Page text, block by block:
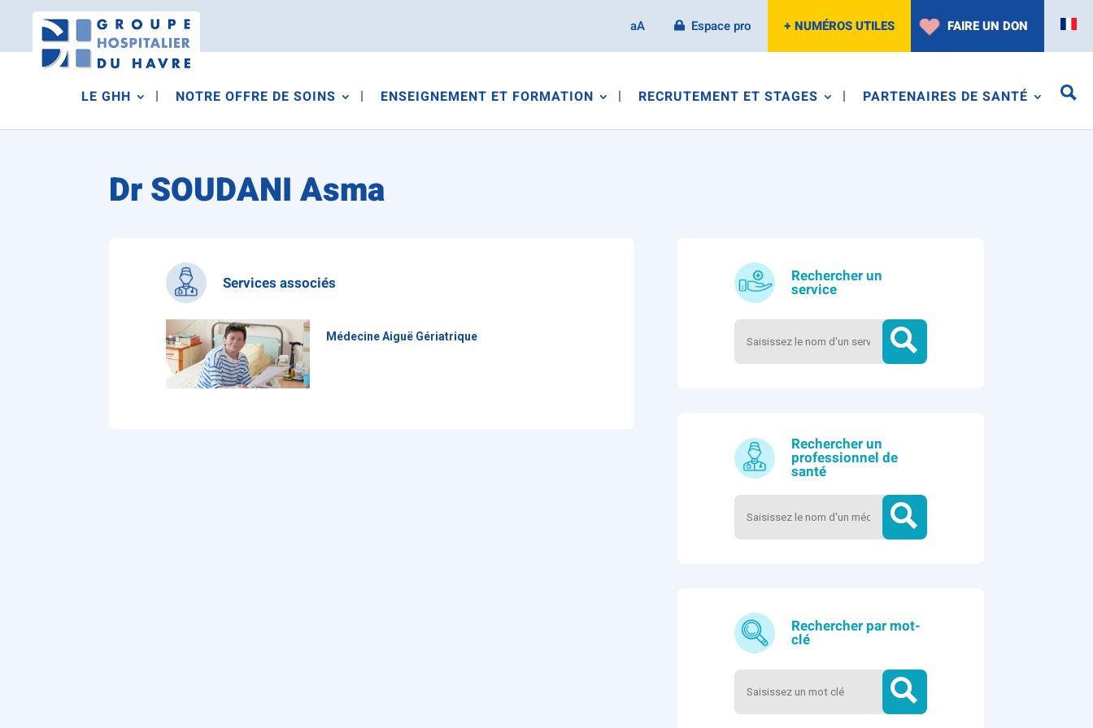
aA Espace pro + NUMÉROS UTILES FAIRE UN DON
LE GHH NOTRE OFFRE DE SOINS ENSEIGNEMENT ET FORMATION RECRUTEMENT ET STAGES PARTENAIRES DE SANTÉ
Dr SOUDANI Asma
Services associés
Médecine Aiguë Gériatrique
Rechercher un
service
Rechercher un
professionnel de
santé
Rechercher par mot-
clé